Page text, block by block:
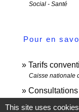
Social - Santé
Pour en
Tarifs
Caisse nationale
remboursement
This site uses